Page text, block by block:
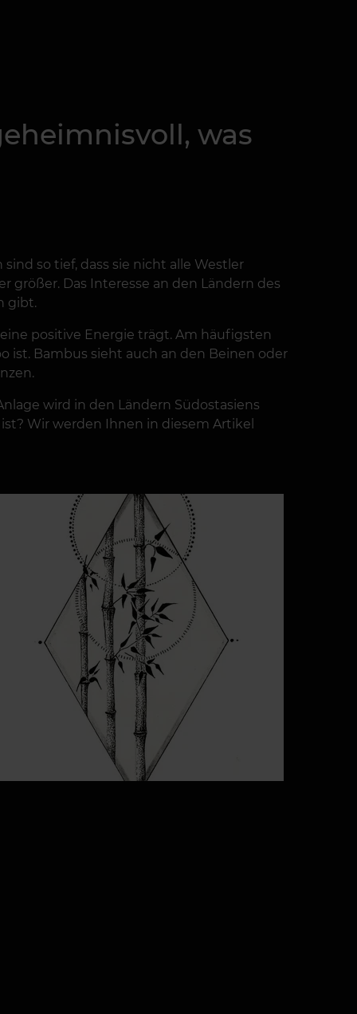
was
so tief, dass sie nicht alle Westler
Das Interesse an den Ländern des
gibt.
positive Energie trägt. Am häufigsten
ist. Bambus sieht auch an den Beinen oder
wird in den Ländern Südostasiens
Wir werden Ihnen in diesem Artikel